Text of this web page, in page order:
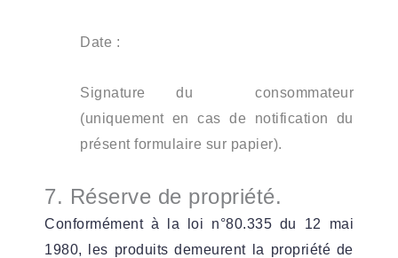
Date :
Signature du consommateur
(uniquement en cas de notification du
présent formulaire sur papier).
7. Réserve de propriété.
Conformément à la loi n°80.335 du 12 mai
1980, les produits demeurent la propriété de